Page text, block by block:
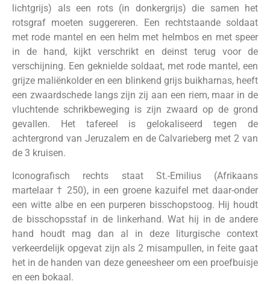
lichtgrijs) als een rots (in donkergrijs) die samen het
rotsgraf moeten suggereren. Een rechtstaande soldaat
met rode mantel en een helm met helmbos en met speer
in de hand, kijkt verschrikt en deinst terug voor de
verschijning. Een geknielde soldaat, met rode mantel, een
grijze maliënkolder en een blinkend grijs buikharnas, heeft
een zwaardschede langs zijn zij aan een riem, maar in de
vluchtende schrikbeweging is zijn zwaard op de grond
gevallen. Het tafereel is gelokaliseerd tegen de
achtergrond van Jeruzalem en de Calvarieberg met 2 van
de 3 kruisen.
Iconografisch rechts staat St.-Emilius (Afrikaans
martelaar † 250), in een groene kazuifel met daar-onder
een witte albe en een purperen bisschopstoog. Hij houdt
de bisschopsstaf in de linkerhand. Wat hij in de andere
hand houdt mag dan al in deze liturgische context
verkeerdelijk opgevat zijn als 2 misampullen, in feite gaat
het in de handen van deze geneesheer om een proefbuisje
en een bokaal.